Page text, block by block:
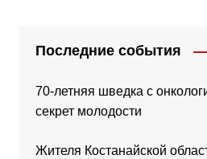
Последние события
70-летняя шведка с
секрет молодости
Жителя Костанайской